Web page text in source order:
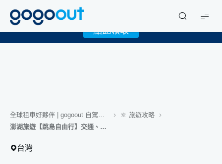
gogoout
全球租車好夥伴 | gogoout 自駕旅遊誌
🔆 旅遊攻略
澎湖旅遊【跳島自由行】交通、租車、景點 三日遊行程這樣規劃！
台灣
限時下載 gogoout APP 領取免費 1GB eSIM！
點此領取